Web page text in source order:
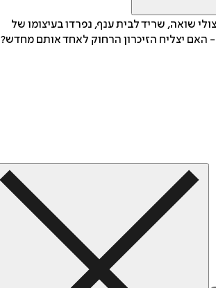
שואה, שריד לבית ענף, נפרדו בעיצומו של
- האם יצליח הזיכרון הרחוק לאחד אותם מחדש?